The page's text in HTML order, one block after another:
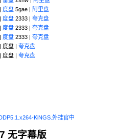
度盘 5gae | 阿里盘
度盘 2333 | 夸克盘
度盘 2333 | 夸克盘
度盘 2333 | 夸克盘
度盘 | 夸克盘
度盘 | 夸克盘
KiNGS.外挂官中
无字幕版